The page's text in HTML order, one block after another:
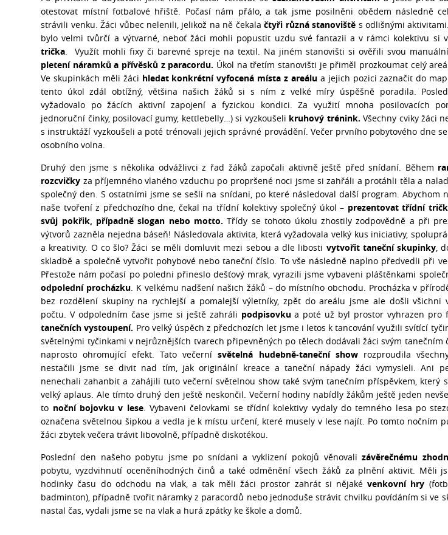
otestovat místní fotbalové hřiště. Počasí nám přálo, a tak jsme posilněni obědem následně
strávili venku. Žáci vůbec nelenili, jelikož na ně čekalačtyři různá stanoviště s odlišnými
bylo velmi tvůrčí a výtvarné, neboť žáci mohli popustit uzdu své fantazii a v rámci kolektivu si
trička. Využít mohli fixy či barevné spreje na textil. Na jiném stanovišti si ověřili svou
pletení náramků a přívěsků z paracordu. Úkol na třetím stanovišti je přiměl prozkoumat celý areál
Ve skupinkách měli žáci hledat konkrétní vyfocená místa z areálua jejich pozici zaznačit do
tento úkol zdál obtížný, většina našich žáků si s ním z velké míry úspěšně poradila.
vyžadovalo po žácích aktivní zapojení a fyzickou kondici. Za využití mnoha posilovacích
jednoruční činky, posilovací gumy, kettlebelly…) si vyzkoušeli kruhový trénink.Všechny cviky žáci
s instruktáží vyzkoušeli a poté trénovali jejich správné provádění. Večer prvního pobytového dne
osobního volna.
Druhý den jsme s několika odvážlivci z řad žáků započali aktivně ještě před snídaní. Během
rozcvičky za příjemného vlahého vzduchu po propršené noci jsme si zahřáli a protáhli těla a
společný den. S ostatními jsme se sešli na snídani, po které následoval další program. Abychom
naše tvoření z předchozího dne, čekal na třídní kolektivy společný úkol – prezentovat třídní
svůj pokřik, případně slogan nebo motto.Třídy se tohoto úkolu zhostily zodpovědně a při
výtvorů zazněla nejedna báseň! Následovala aktivita, která vyžadovala velký kus iniciativy,
a kreativity. O co šlo? Žáci se měli domluvit mezi sebou a dle libosti vytvořit taneční skupinky,
skladbě a společně vytvořit pohybové nebo taneční číslo. To vše následně naplno předvedli při
Přestože nám počasí po poledni přineslo dešťový mrak, vyrazili jsme vybaveni pláštěnkami
odpolední procházku. K velkému nadšení našich žáků – do místního obchodu. Procházka v
bez rozdělení skupiny na rychlejší a pomalejší výletníky, zpět do areálu jsme ale došli všichni
počtu. V odpoledním čase jsme si ještě zahráli podpisovkua poté už byl prostor vyhrazen pro
tanečních vystoupení. Pro velký úspěch z předchozích let jsme i letos k tancování využili svítící
světelnými tyčinkami v nejrůznějších tvarech připevněných po tělech dodávali žáci svým tanečním
naprosto ohromující efekt. Tato večernísvětelná hudebně-taneční showrozproudila
nestačili jsme se divit nad tím, jak originální kreace a taneční nápady žáci vymysleli. Ani
nenechali zahanbit a zahájili tuto večerní světelnou show také svým tanečním příspěvkem, který
velký aplaus. Ale tímto druhý den ještě neskončil. Večerní hodiny nabídly žákům ještě jeden
to noční bojovku v lese. Vybaveni čelovkami se třídní kolektivy vydaly do temného lesa po
označena světelnou šipkou a vedla je k místu určení, které musely v lese najít. Po tomto nočním
žáci zbytek večera trávit libovolně, případně diskotékou.
Poslední den našeho pobytu jsme po snídani a vyklizení pokojů věnovalizávěrečnému
pobytu, vyzdvihnutí oceněníhodných činů a také odměnění všech žáků za plnění aktivit. Měli
hodinky času do odchodu na vlak, a tak měli žáci prostor zahrát si nějakévenkovní hry
badminton), případně tvořit náramky z paracordů nebo jednoduše strávit chvilku povídáním si ve
nastal čas, vydali jsme se na vlak a hurá zpátky ke škole a domů.